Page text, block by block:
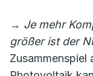
→ Je mehr
größer ist der
Zusammenspiel